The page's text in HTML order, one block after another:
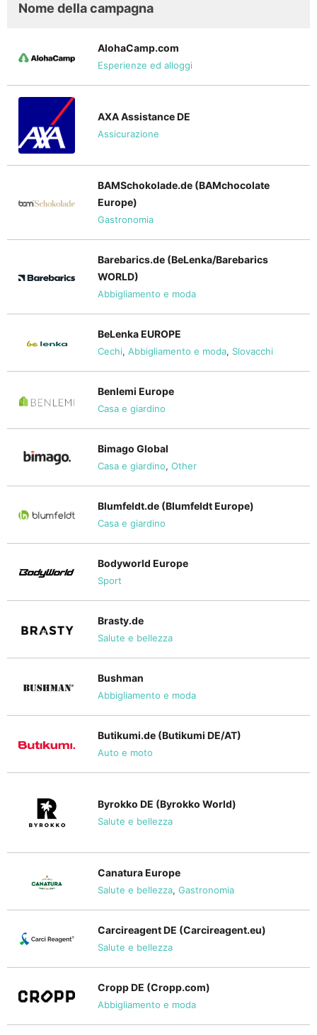
Nome della campagna
AlohaCamp.com
Esperienze ed alloggi
AXA Assistance DE
Assicurazione
BAMSchokolade.de (BAMchocolate
Europe)
Gastronomia
Barebarics.de (BeLenka/Barebarics
WORLD)
Abbigliamento e moda
BeLenka EUROPE
Cechi, Abbigliamento e moda, Slovacchi
Benlemi Europe
Casa e giardino
Bimago Global
Casa e giardino, Other
Blumfeldt.de (Blumfeldt Europe)
Casa e giardino
Bodyworld Europe
Sport
Brasty.de
Salute e bellezza
Bushman
Abbigliamento e moda
Butikumi.de (Butikumi DE/AT)
Auto e moto
Byrokko DE (Byrokko World)
Salute e bellezza
Canatura Europe
Salute e bellezza, Gastronomia
Carcireagent DE (Carcireagent.eu)
Salute e bellezza
Cropp DE (Cropp.com)
Abbigliamento e moda